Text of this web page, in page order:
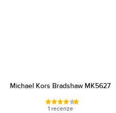
Michael Kors Bradshaw MK5627
1 recenze